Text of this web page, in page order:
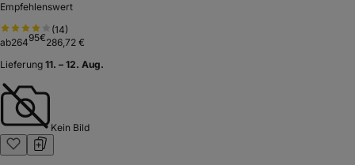
Empfehlenswert
(14)
ab26495€286,72 €
Lieferung 11. – 12. Aug.
Kein Bild